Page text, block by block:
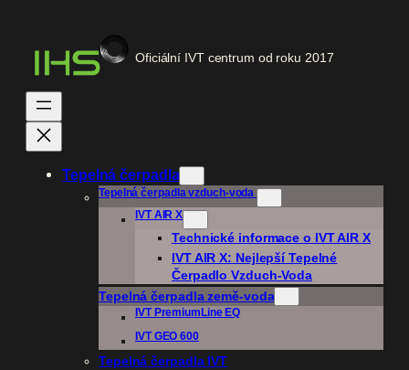
obsah
Oficiální IVT centrum od roku 2017
Tepelná čerpadla
Tepelná čerpadla vzduch-voda
IVT AIR X
Technické informace o IVT AIR X
IVT AIR X: Nejlepší Tepelné
Čerpadlo Vzduch-Voda
Tepelná čerpadlazemě-voda
IVT PremiumLine EQ
IVT GEO 600
Tepelná čerpadla IVT